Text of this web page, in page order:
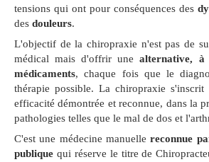
tensions qui ont pour conséquences des
des douleurs.
L'objectif de la chiropraxie n'est pas de
médical mais d'offrir unealternative,
médicaments, chaque fois que le
thérapie possible. La chiropraxie s'inscrit
efficacité démontrée et reconnue, dans la
pathologies telles que le mal de dos et
C'est une médecine manuellereconnue
publique qui réserve le titre de